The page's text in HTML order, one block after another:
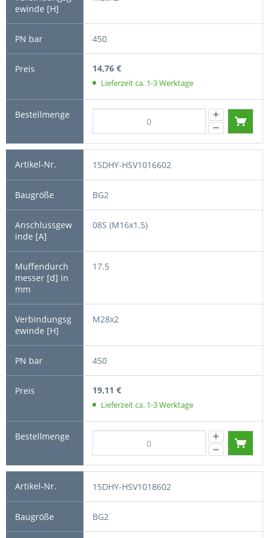
450
14,76 €
Lieferzeit ca. 1-3 Werktage
15DHY-HSV1016602
BG2
08S (M16x1.5)
17.5
M28x2
450
19,11 €
Lieferzeit ca. 1-3 Werktage
15DHY-HSV1018602
BG2